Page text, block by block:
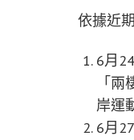
依據近
6月
「
岸運
6月